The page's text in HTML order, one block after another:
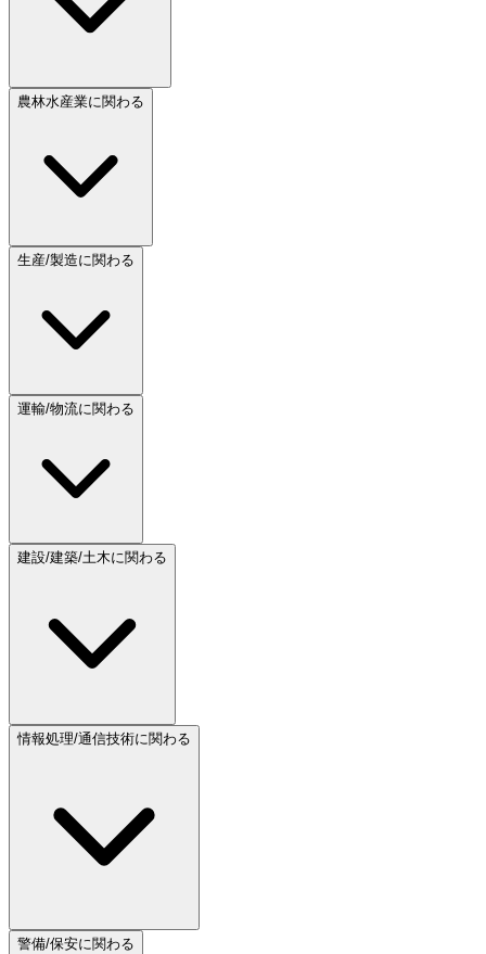
農林水産業に関わる
生産/製造に関わる
運輸/物流に関わる
建設/建築/土木に関わる
情報処理/通信技術に関わる
警備/保安に関わる